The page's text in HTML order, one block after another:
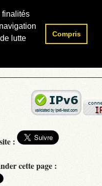
finalités
lutte
Compris
Rechercher :
:
cette page :